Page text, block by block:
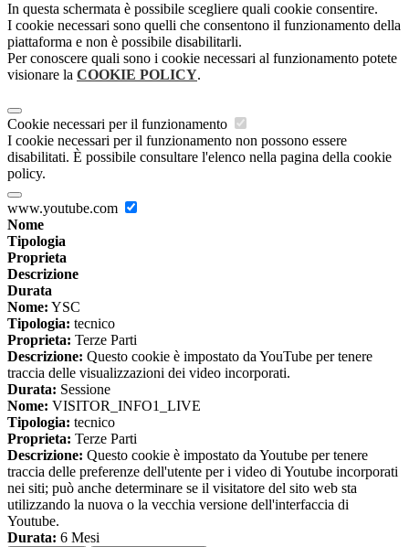
In questa schermata è possibile scegliere quali cookie consentire.
I cookie necessari sono quelli che consentono il funzionamento della
piattaforma e non è possibile disabilitarli.
Per conoscere quali sono i cookie necessari al funzionamento potete
visionare la COOKIE POLICY.
Cookie necessari per il funzionamento
I cookie necessari per il funzionamento non possono essere
disabilitati. È possibile consultare l'elenco nella pagina della cookie
policy.
www.youtube.com
Nome
Tipologia
Proprieta
Descrizione
Durata
Nome: YSC
Tipologia: tecnico
Proprieta: Terze Parti
Descrizione: Questo cookie è impostato da YouTube per tenere
traccia delle visualizzazioni dei video incorporati.
Durata: Sessione
Nome: VISITOR_INFO1_LIVE
Tipologia: tecnico
Proprieta: Terze Parti
Descrizione: Questo cookie è impostato da Youtube per tenere
traccia delle preferenze dell'utente per i video di Youtube incorporati
nei siti; può anche determinare se il visitatore del sito web sta
utilizzando la nuova o la vecchia versione dell'interfaccia di
Youtube.
Durata: 6 Mesi